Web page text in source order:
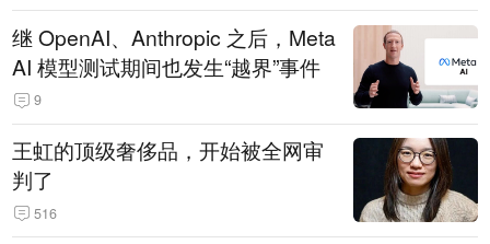
继 OpenAI、Anthropic 之后，Meta
AI 模型测试期间也发生“越界”事件
9
王虹的顶级奢侈品，开始被全网审
判了
516